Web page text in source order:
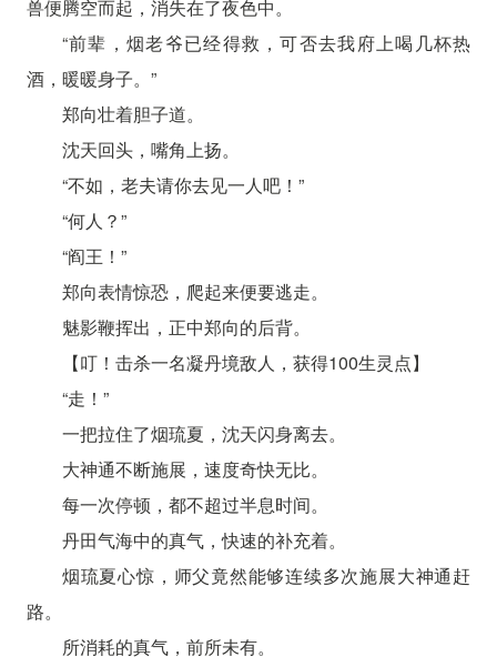
兽便腾空而起，消失在了夜色中。
“前辈，烟老爷已经得救，可否去我府上喝几杯热
酒，暖暖身子。”
郑向壮着胆子道。
沈天回头，嘴角上扬。
“不如，老夫请你去见一人吧！”
“何人？”
“阎王！”
郑向表情惊恐，爬起来便要逃走。
魅影鞭挥出，正中郑向的后背。
【叮！击杀一名凝丹境敌人，获得100生灵点】
“走！”
一把拉住了烟琉夏，沈天闪身离去。
大神通不断施展，速度奇快无比。
每一次停顿，都不超过半息时间。
丹田气海中的真气，快速的补充着。
烟琉夏心惊，师父竟然能够连续多次施展大神通赶
路。
所消耗的真气，前所未有。